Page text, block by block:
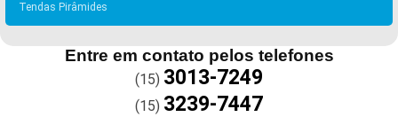
Tendas Pirâmides
Entre em contato pelos telefones
(15) 3013-7249
(15) 3239-7447